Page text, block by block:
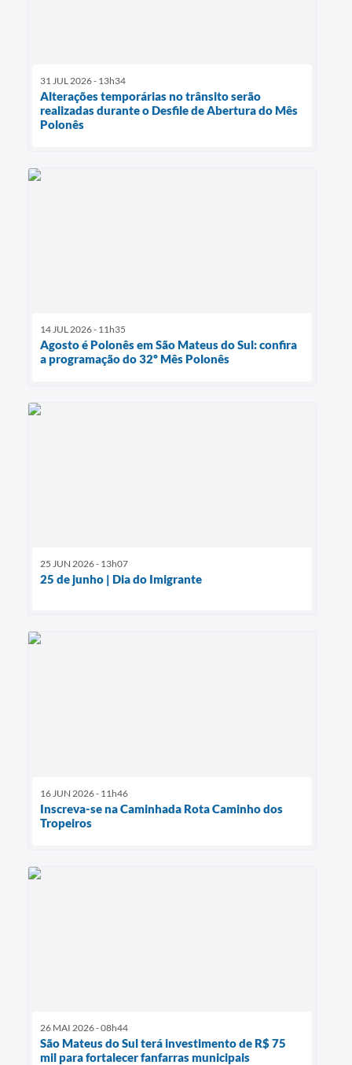
31 JUL 2026 - 13h34
Alterações temporárias no trânsito serão
realizadas durante o Desfile de Abertura do Mês
Polonês
14 JUL 2026 - 11h35
Agosto é Polonês em São Mateus do Sul: confira
a programação do 32º Mês Polonês
25 JUN 2026 - 13h07
25 de junho | Dia do Imigrante
16 JUN 2026 - 11h46
Inscreva-se na Caminhada Rota Caminho dos
Tropeiros
26 MAI 2026 - 08h44
São Mateus do Sul terá investimento de R$ 75
mil para fortalecer fanfarras municipais